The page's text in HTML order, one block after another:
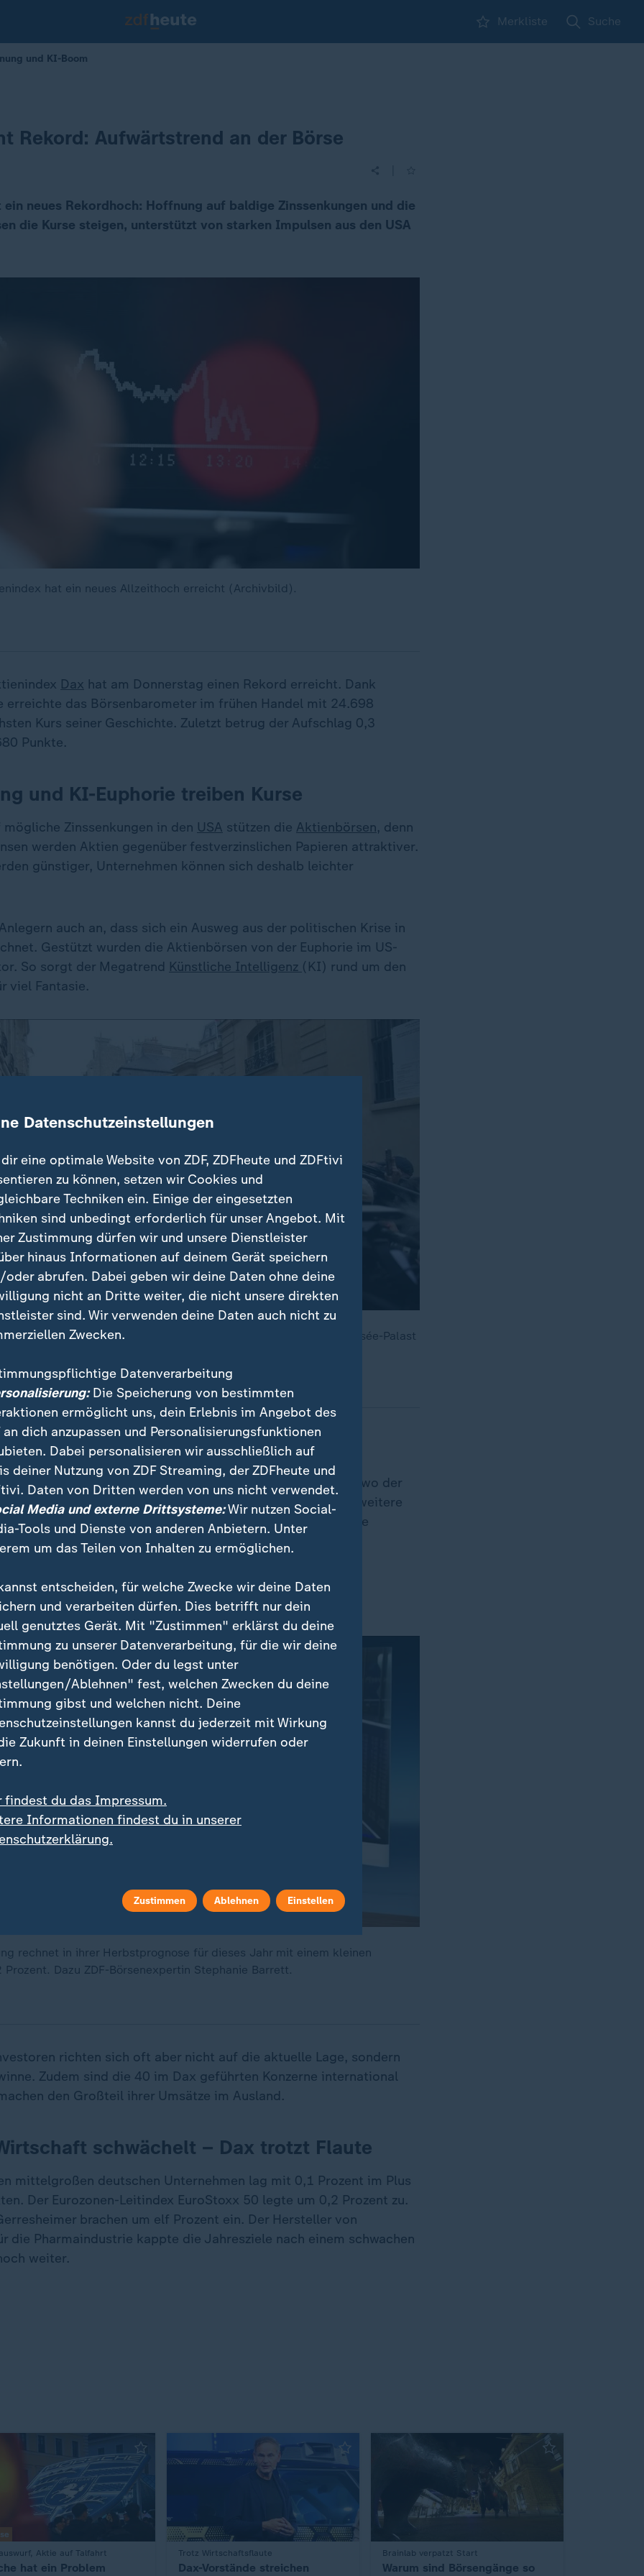
Merkliste Suche
und KI-Boom
Rekord: Aufwärtstrend an der Börse
ein neues Rekordhoch: Hoffnung auf baldige Zinssenkungen und die
die Kurse steigen, unterstützt von starken Impulsen aus den USA
hat ein neues Allzeithoch erreicht (Archivbild).
Dax hat am Donnerstag einen Rekord erreicht. Dank
erreichte das Börsenbarometer im frühen Handel mit 24.698
Kurs seiner Geschichte. Zuletzt betrug der Aufschlag 0,3
Punkte.
und KI-Euphorie treiben Kurse
Zinssenkungen in den USA stützen die Aktienbörsen, denn
werden Aktien gegenüber festverzinslichen Papieren attraktiver.
günstiger, Unternehmen können sich deshalb leichter
auch an, dass sich ein Ausweg aus der politischen Krise in
Gestützt wurden die Aktienbörsen von der Euphorie im US-
So sorgt der Megatrend Künstliche Intelligenz (KI) rund um den
viel Fantasie.
stehen die Zeichen vorerst auf Entspannung: Laut Élysée-Palast
bis zum Wochenende einen neuen Premierminister ernennen.
von Wall Street und Nikkei
der Dax laut der Landesbank Helaba von der Wall Street, wo der
500 und der technologielastige Nasdaq 100 am Vorabend weitere
hatten. In Japan hatte der Leitindex Nikkei ebenfalls eine
Der Dax-Rekord steht in starkem Gegensatz zur
in Deutschland.
2026 mit mehr Wachstum
rechnet in ihrer Herbstprognose für dieses Jahr mit einem kleinen
Prozent. Dazu ZDF-Börsenexpertin Stephanie Barrett.
richten sich oft aber nicht auf die aktuelle Lage, sondern
Zudem sind die 40 im Dax geführten Konzerne international
den Großteil ihrer Umsätze im Ausland.
schwächelt – Dax trotzt Flaute
mittelgroßen deutschen Unternehmen lag mit 0,1 Prozent im Plus
Der Eurozonen-Leitindex EuroStoxx 50 legte um 0,2 Prozent zu.
brachen um elf Prozent ein. Der Hersteller von
die Pharmaindustrie kappte die Jahresziele nach einem schwachen
weiter.
Aktie auf Talfahrt
hat ein Problem
Trotz Wirtschaftsflaute
:
Dax-Vorstände streichen
Brainlab verpatzt Start
:
Warum sind Börsengänge so
Datenschutzeinstellungen
eine optimale Website von ZDF, ZDFheute und ZDFtivi
zu können, setzen wir Cookies und
Techniken ein. Einige der eingesetzten
sind unbedingt erforderlich für unser Angebot. Mit
Zustimmung dürfen wir und unsere Dienstleister
hinaus Informationen auf deinem Gerät speichern
oder abrufen. Dabei geben wir deine Daten ohne deine
nicht an Dritte weiter, die nicht unsere direkten
sind. Wir verwenden deine Daten auch nicht zu
Zwecken.
Datenverarbeitung
Die Speicherung von bestimmten
ermöglicht uns, dein Erlebnis im Angebot des
an dich anzupassen und Personalisierungsfunktionen
Dabei personalisieren wir ausschließlich auf
deiner Nutzung von ZDF Streaming, der ZDFheute und
Daten von Dritten werden von uns nicht verwendet.
Media und externe Drittsysteme:Wir nutzen Social-
Tools und Dienste von anderen Anbietern. Unter
um das Teilen von Inhalten zu ermöglichen.
entscheiden, für welche Zwecke wir deine Daten
und verarbeiten dürfen. Dies betrifft nur dein
genutztes Gerät. Mit "Zustimmen" erklärst du deine
zu unserer Datenverarbeitung, für die wir deine
benötigen. Oder du legst unter
Ablehnen" fest, welchen Zwecken du deine
gibst und welchen nicht. Deine
kannst du jederzeit mit Wirkung
Zukunft in deinen Einstellungen widerrufen oder
findest du das Impressum.
Informationen findest du in unserer
Zustimmen Ablehnen Einstellen